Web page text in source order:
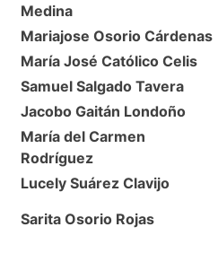
Medina
Mariajose Osorio Cárdenas
María José Católico Celis
Samuel Salgado Tavera
Jacobo Gaitán Londoño
María del Carmen
Rodríguez
Lucely Suárez Clavijo
Sarita Osorio Rojas